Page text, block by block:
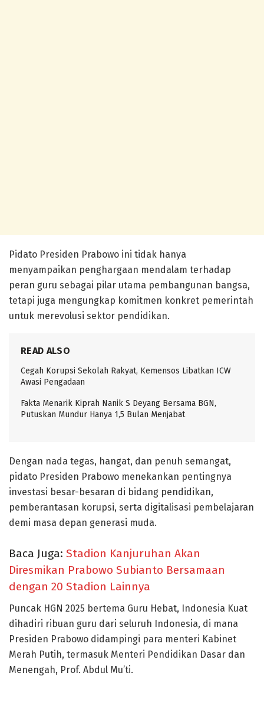
Pidato Presiden Prabowo ini tidak hanya
menyampaikan penghargaan mendalam terhadap
peran guru sebagai pilar utama pembangunan bangsa,
tetapi juga mengungkap komitmen konkret pemerintah
untuk merevolusi sektor pendidikan.
READ ALSO
Cegah Korupsi Sekolah Rakyat, Kemensos Libatkan ICW
Awasi Pengadaan
Fakta Menarik Kiprah Nanik S Deyang Bersama BGN,
Putuskan Mundur Hanya 1,5 Bulan Menjabat
Dengan nada tegas, hangat, dan penuh semangat,
pidato Presiden Prabowo menekankan pentingnya
investasi besar-besaran di bidang pendidikan,
pemberantasan korupsi, serta digitalisasi pembelajaran
demi masa depan generasi muda.
Baca Juga: Stadion Kanjuruhan Akan
Diresmikan Prabowo Subianto Bersamaan
dengan 20 Stadion Lainnya
Puncak HGN 2025 bertema Guru Hebat, Indonesia Kuat
dihadiri ribuan guru dari seluruh Indonesia, di mana
Presiden Prabowo didampingi para menteri Kabinet
Merah Putih, termasuk Menteri Pendidikan Dasar dan
Menengah, Prof. Abdul Mu’ti.